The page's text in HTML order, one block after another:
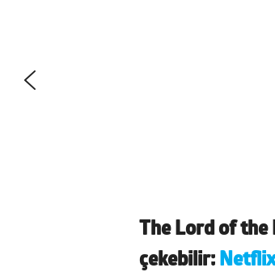
The Lord of
çekebilir: